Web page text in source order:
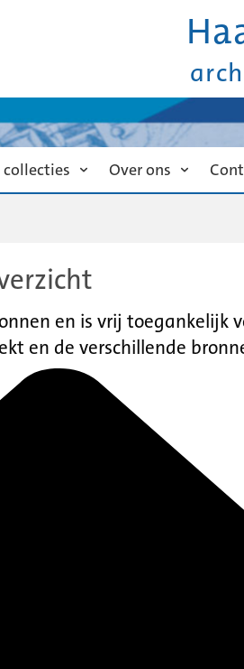
collecties Over ons
en is vrij toegankelijk
en de verschillende